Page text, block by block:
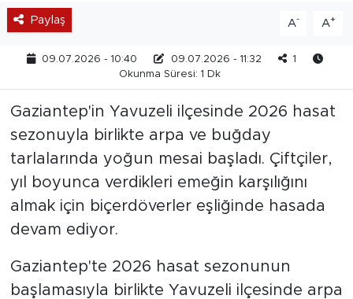
Paylaş A- A+
09.07.2026 - 10:40 09.07.2026 - 11:32
1
Okunma Süresi: 1 Dk
Gaziantep'in Yavuzeli ilçesinde 2026 hasat
sezonuyla birlikte arpa ve buğday
tarlalarında yoğun mesai başladı. Çiftçiler,
yıl boyunca verdikleri emeğin karşılığını
almak için biçerdöverler eşliğinde hasada
devam ediyor.
Gaziantep'te 2026 hasat sezonunun
başlamasıyla birlikte Yavuzeli ilçesinde arpa